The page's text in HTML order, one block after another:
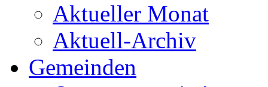
Aktueller Monat
Aktuell-Archiv
Gemeinden